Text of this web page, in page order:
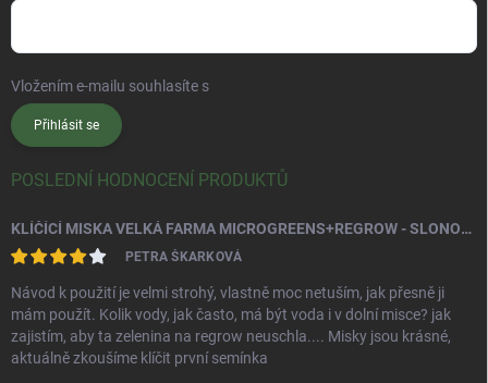
Vložením e-mailu souhlasíte s
Přihlásit se
POSLEDNÍ HODNOCENÍ PRODUKTŮ
KLÍČÍCÍ MISKA VELKÁ FARMA MICROGREENS+REGROW - SLONOVÁ KOST
PETRA ŠKARKOVÁ
Návod k použití je velmi strohý, vlastně moc netuším, jak přesně ji
mám použít. Kolik vody, jak často, má být voda i v dolní misce? jak
zajistím, aby ta zelenina na regrow neuschla.... Misky jsou krásné,
aktuálně zkoušíme klíčit první semínka